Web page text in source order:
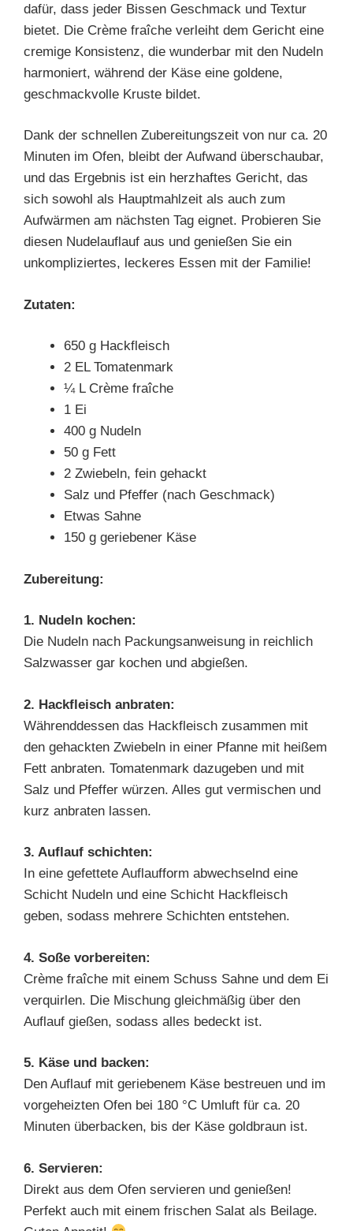
dafür, dass jeder Bissen Geschmack und Textur
bietet. Die Crème fraîche verleiht dem Gericht eine
cremige Konsistenz, die wunderbar mit den Nudeln
harmoniert, während der Käse eine goldene,
geschmackvolle Kruste bildet.
Dank der schnellen Zubereitungszeit von nur ca. 20
Minuten im Ofen, bleibt der Aufwand überschaubar,
und das Ergebnis ist ein herzhaftes Gericht, das
sich sowohl als Hauptmahlzeit als auch zum
Aufwärmen am nächsten Tag eignet. Probieren Sie
diesen Nudelauflauf aus und genießen Sie ein
unkompliziertes, leckeres Essen mit der Familie!
Zutaten:
650 g Hackfleisch
2 EL Tomatenmark
¼ L Crème fraîche
1 Ei
400 g Nudeln
50 g Fett
2 Zwiebeln, fein gehackt
Salz und Pfeffer (nach Geschmack)
Etwas Sahne
150 g geriebener Käse
Zubereitung:
1. Nudeln kochen:
Die Nudeln nach Packungsanweisung in reichlich
Salzwasser gar kochen und abgießen.
2. Hackfleisch anbraten:
Währenddessen das Hackfleisch zusammen mit
den gehackten Zwiebeln in einer Pfanne mit heißem
Fett anbraten. Tomatenmark dazugeben und mit
Salz und Pfeffer würzen. Alles gut vermischen und
kurz anbraten lassen.
3. Auflauf schichten:
In eine gefettete Auflaufform abwechselnd eine
Schicht Nudeln und eine Schicht Hackfleisch
geben, sodass mehrere Schichten entstehen.
4. Soße vorbereiten:
Crème fraîche mit einem Schuss Sahne und dem Ei
verquirlen. Die Mischung gleichmäßig über den
Auflauf gießen, sodass alles bedeckt ist.
5. Käse und backen:
Den Auflauf mit geriebenem Käse bestreuen und im
vorgeheizten Ofen bei 180 °C Umluft für ca. 20
Minuten überbacken, bis der Käse goldbraun ist.
6. Servieren:
Direkt aus dem Ofen servieren und genießen!
Perfekt auch mit einem frischen Salat als Beilage.